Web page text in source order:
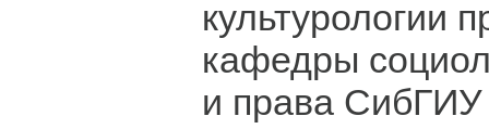
культурологии
кафедры
и права